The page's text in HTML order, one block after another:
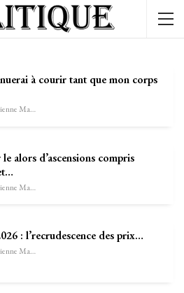
à courir tant que mon corps
Sébastien-Étienne Marechal
alors d’ascensions compris
Sébastien-Étienne Marechal
: l’recrudescence des prix…
Sébastien-Étienne Marechal